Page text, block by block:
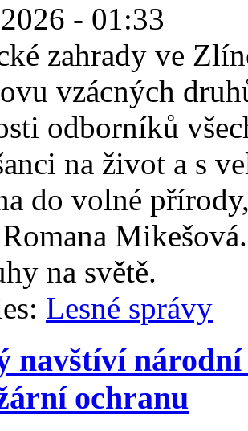
- 01:33
zahrady ve
vzácných
odborníků
na život a s
do volné
na světě.
Lesné správy
navštíví
ochranu